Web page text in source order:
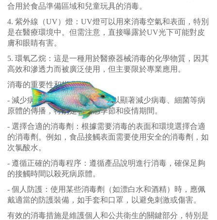
合用於食品準備區域和兒童玩具的消毒。
4. 紫外線（UV）燈：UV燈可以用來消毒空氣和表面，特別
是在醫療環境中。但需注意，直接曝露於UV光下可能對皮
膚和眼睛有害。
5. 環氧乙烷：這是一種用於醫療器械消毒的化學物質，因其
高效和滲透力而被廣泛使用，但主要限於專業應用。
消毒的重要性和指南
- 減少病原體傳播：定期消毒可以顯著減少病毒、細菌等病
原體的傳播，特別是在流感季節和疫情期間。
- 選擇合適的消毒劑：根據需要消毒的表面和環境選擇合適
的消毒劑。例如，食品接觸表面需要使用安全的消毒劑，如
次氯酸水。
- 遵循正確的消毒程序：遵循產品說明進行消毒，確保足夠
的接觸時間以殺死病原體。
- 個人防護：使用某些消毒劑（如漂白水和酒精）時，應佩
戴適當的防護裝備，如手套和口罩，以避免刺激或傷害。
有效的消毒措施是維護個人和公共衛生的關鍵部分，特別是